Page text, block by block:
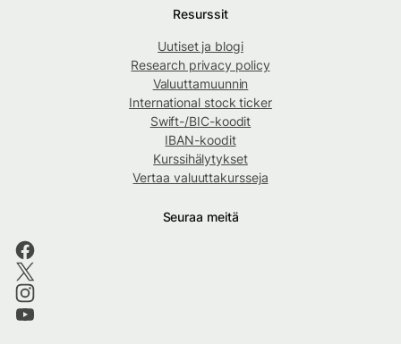
Resurssit
Uutiset ja blogi
Research privacy policy
Valuuttamuunnin
International stock ticker
Swift-/BIC-koodit
IBAN-koodit
Kurssihälytykset
Vertaa valuuttakursseja
Seuraa meitä